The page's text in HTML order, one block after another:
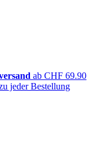
ab CHF 69.90
jeder Bestellung